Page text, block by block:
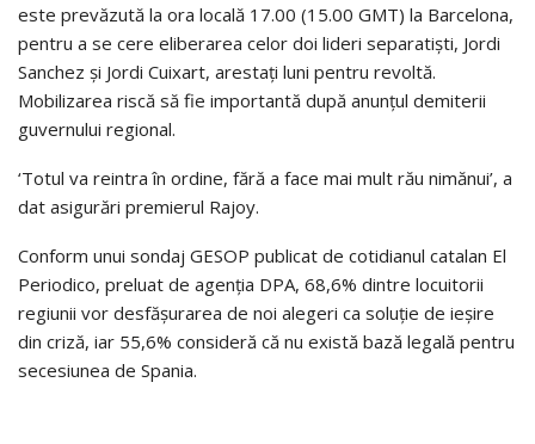
este prevăzută la ora locală 17.00 (15.00 GMT) la Barcelona,
pentru a se cere eliberarea celor doi lideri separatiști, Jordi
Sanchez și Jordi Cuixart, arestați luni pentru revoltă.
Mobilizarea riscă să fie importantă după anunțul demiterii
guvernului regional.
‘Totul va reintra în ordine, fără a face mai mult rău nimănui’, a
dat asigurări premierul Rajoy.
Conform unui sondaj GESOP publicat de cotidianul catalan El
Periodico, preluat de agenția DPA, 68,6% dintre locuitorii
regiunii vor desfășurarea de noi alegeri ca soluție de ieșire
din criză, iar 55,6% consideră că nu există bază legală pentru
secesiunea de Spania.